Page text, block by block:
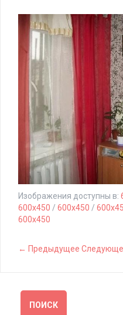
Изображения доступны в:
600x450 / 600x450 /
600x450
← Предыдущее